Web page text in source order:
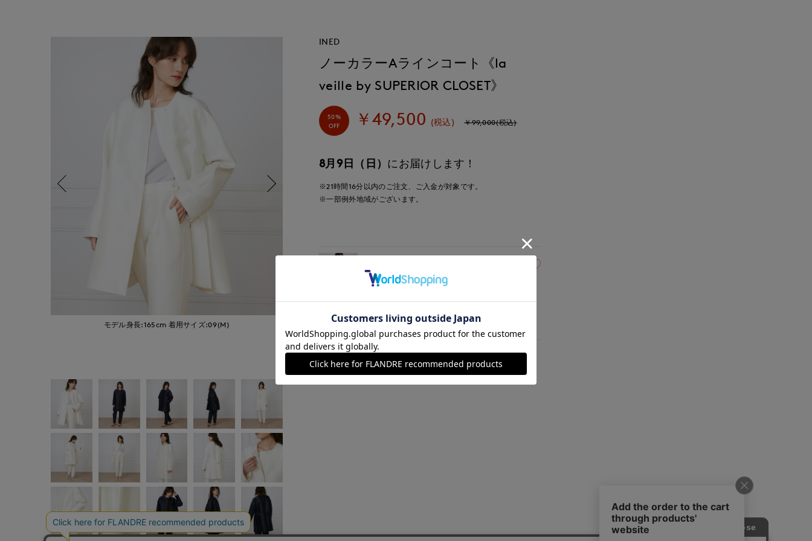
モデル身長:165cm 着用サイズ:09(M)
INED
ノーカラーAラインコート《la
veille by SUPERIOR CLOSET》
50%
OFF
￥49,500 (税込) ￥99,000(税込)
8月9日（日） にお届けします！
※21時間16分以内のご注文、ご入金が対象です。
※一部例外地域がございます。